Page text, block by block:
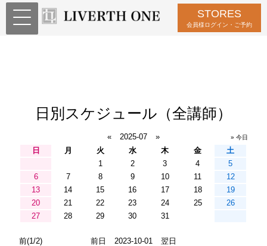
STORES
会員様ログイン・ご予約
日別スケジュール（全講師）
« 2025-07 » » 今日
日 月 火 水 木 金
土
1
2 3 4
5
6
7 8 9 10 11
12
13
14 15 16 17 18
19
20
21 22 23 24 25
26
27
28 29 30 31
前(1/2) 前日 2023-10-01
翌日